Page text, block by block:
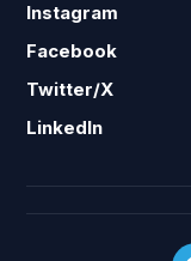
Instagram
Facebook
Twitter/X
LinkedIn